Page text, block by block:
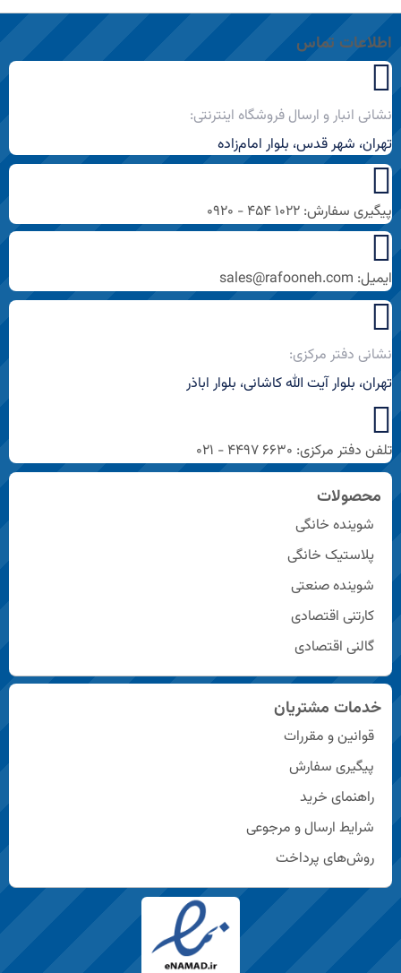
اطلاعات تماس
نشانی انبار و ارسال فروشگاه اینترنتی:
تهران، شهر قدس، بلوار امام‌زاده
پیگیری سفارش: ۱۰۲۲ ۴۵۴ - ۰۹۲۰
ایمیل: sales@rafooneh.com
نشانی دفتر مرکزی:
تهران، بلوار آیت الله کاشانی، بلوار اباذر
تلفن دفتر مرکزی: ۶۶۳۰ ۴۴۹۷ - ۰۲۱
محصولات
شوینده خانگی
پلاستیک خانگی
شوینده صنعتی
کارتنی اقتصادی
گالنی اقتصادی
خدمات مشتریان
قوانین و مقررات
پیگیری سفارش
راهنمای خرید
شرایط ارسال و مرجوعی
روش‌های پرداخت